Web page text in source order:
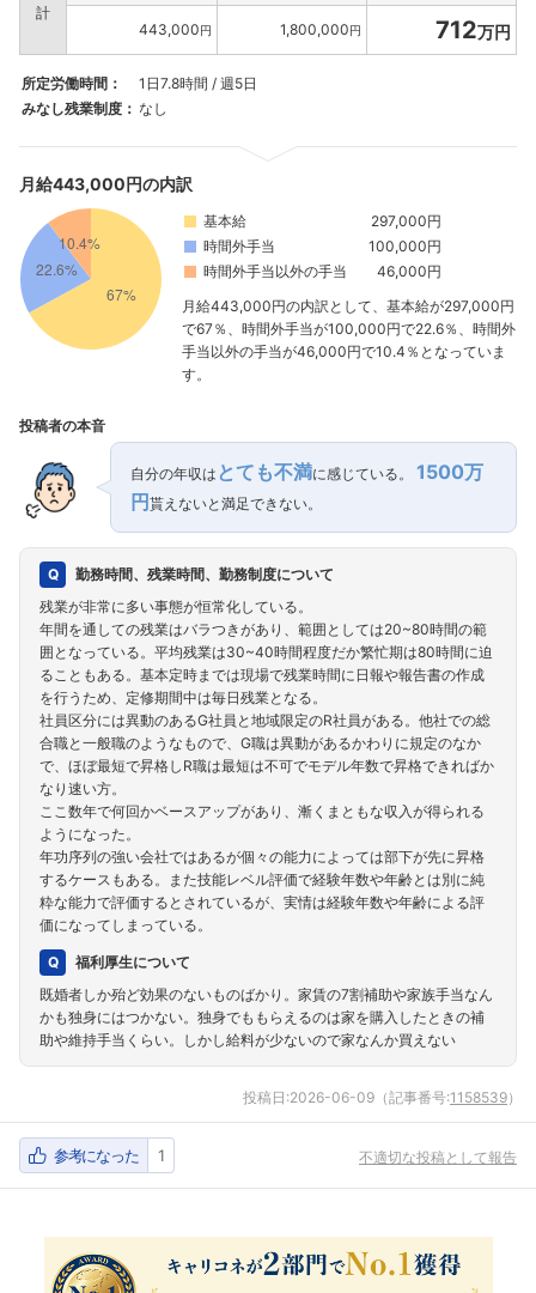
計
443,000円 1,800,000円 712万円
所定労働時間：
1日7.8時間 / 週5日
みなし残業制度： なし
月給443,000円の内訳
基本給
297,000円
時間外手当
100,000円
時間外手当以外の手当
46,000円
月給443,000円の内訳として、基本給が297,000円
で67％、時間外手当が100,000円で22.6％、時間外
手当以外の手当が46,000円で10.4％となっていま
す。
投稿者の本音
自分の年収は とても不満に感じている。 1500万
円 貰えないと満足できない。
勤務時間、残業時間、勤務制度について
残業が非常に多い事態が恒常化している。
年間を通しての残業はバラつきがあり、範囲としては20~80時間の範
囲となっている。平均残業は30~40時間程度だか繁忙期は80時間に迫
ることもある。基本定時までは現場で残業時間に日報や報告書の作成
を行うため、定修期間中は毎日残業となる。
社員区分には異動のあるG社員と地域限定のR社員がある。他社での総
合職と一般職のようなもので、G職は異動があるかわりに規定のなか
で、ほぼ最短で昇格しR職は最短は不可でモデル年数で昇格できればか
なり速い方。
ここ数年で何回かベースアップがあり、漸くまともな収入が得られる
ようになった。
年功序列の強い会社ではあるが個々の能力によっては部下が先に昇格
するケースもある。また技能レベル評価で経験年数や年齢とは別に純
粋な能力で評価するとされているが、実情は経験年数や年齢による評
価になってしまっている。
福利厚生について
既婚者しか殆ど効果のないものばかり。家賃の7割補助や家族手当なん
かも独身にはつかない。独身でももらえるのは家を購入したときの補
助や維持手当くらい。しかし給料が少ないので家なんか買えない
投稿日:2026-06-09 （記事番号:1158539）
参考になった 1 不適切な投稿として報告